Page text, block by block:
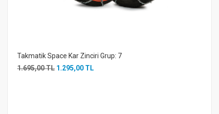
Takmatik Space Kar Zinciri Grup: 7
1.695,00 TL 1.295,00 TL